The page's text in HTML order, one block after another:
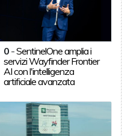
0 -SentinelOne amplia i
servizi Wayfinder Frontier
AI con l'intelligenza
artificiale avanzata